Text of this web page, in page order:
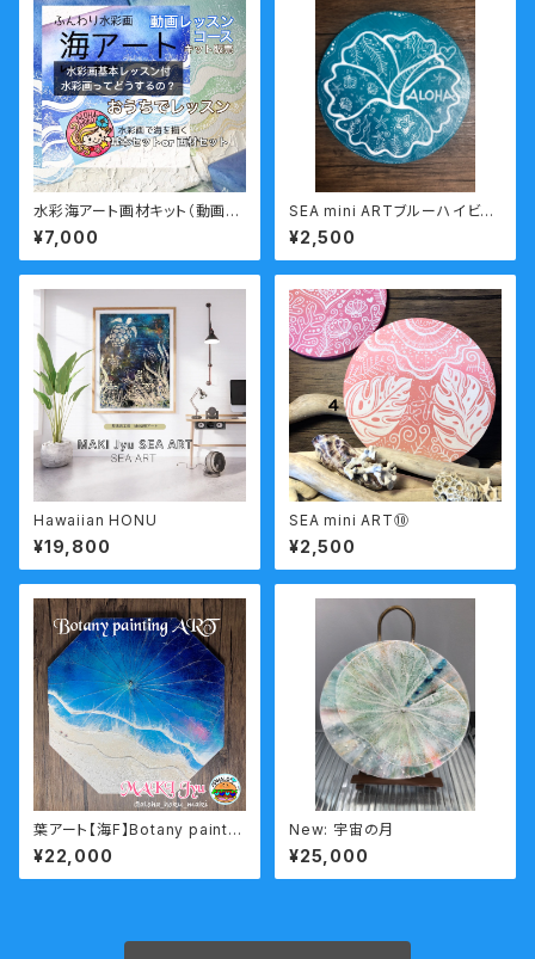
水彩海アート画材キット（動画レ
ッスン付）
¥7,000
SEA mini ARTブルーハイビス
カス
¥2,500
Hawaiian HONU
¥19,800
SEA mini ART⑩
¥2,500
葉アート【海F】Botany paintin
g
¥22,000
New: 宇宙の月
¥25,000